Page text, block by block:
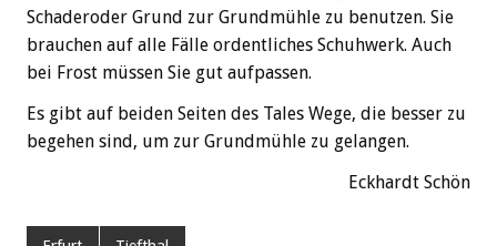
Schaderoder Grund zur Grundmühle zu benutzen. Sie
brauchen auf alle Fälle ordentliches Schuhwerk. Auch
bei Frost müssen Sie gut aufpassen.
Es gibt auf beiden Seiten des Tales Wege, die besser zu
begehen sind, um zur Grundmühle zu gelangen.
Eckhardt Schön